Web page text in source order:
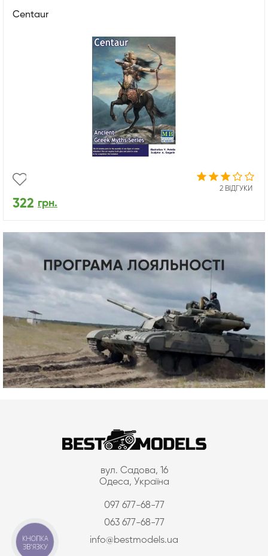
Centaur
2 ВІДГУКИ
322 грн.
вул. Садова, 16
Одеса, Україна
097 677-68-77
063 677-68-77
info@bestmodels.ua
КНОПКА
ЗВ'ЯЗКУ